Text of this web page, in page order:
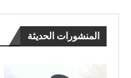
المنشورات الحديثة